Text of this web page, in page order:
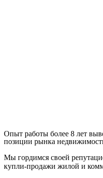
Опыт работы более 8 лет
позиции рынка
Мы гордимся своей
купли-продажи жилой и